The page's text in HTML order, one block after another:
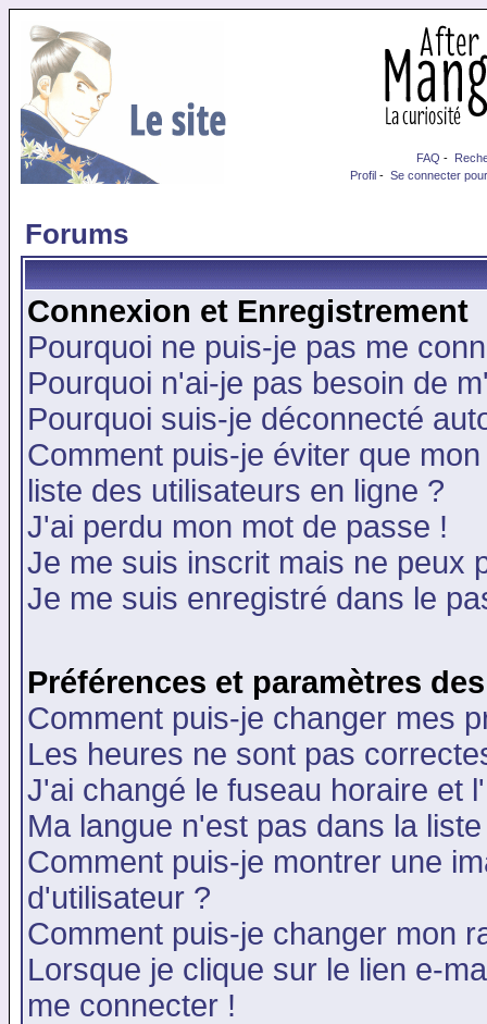
FAQ -
Profil - Se connecter
Forums
Connexion et Enregistrement
Pourquoi ne puis-je pas me
Pourquoi n'ai-je pas besoin de
Pourquoi suis-je déconnecté
Comment puis-je éviter que
liste des utilisateurs en ligne ?
J'ai perdu mon mot de passe !
Je me suis inscrit mais ne peux
Je me suis enregistré dans le
Préférences et paramètres
Comment puis-je changer mes
Les heures ne sont pas
J'ai changé le fuseau horaire et
Ma langue n'est pas dans la
Comment puis-je montrer une
d'utilisateur ?
Comment puis-je changer mon
Lorsque je clique sur le lien e-
me connecter !